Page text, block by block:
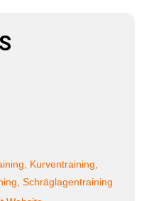
, Kurventraining,
, Schräglagentraining